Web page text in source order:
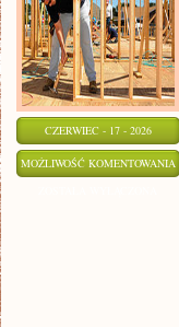
CZERWIEC - 17 - 2026
MOŻLIWOŚĆ KOMENTOWANIA